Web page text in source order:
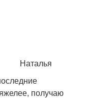
Наталья
получаю